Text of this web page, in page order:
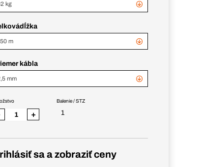
kg
m
kábla
mm
Balenie / STZ
1
+
sa a zobraziť ceny